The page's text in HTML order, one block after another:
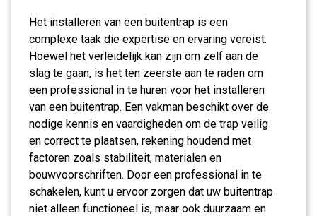
Het installeren van een buitentrap is een
complexe taak die expertise en ervaring vereist.
Hoewel het verleidelijk kan zijn om zelf aan de
slag te gaan, is het ten zeerste aan te raden om
een professional in te huren voor het installeren
van een buitentrap. Een vakman beschikt over de
nodige kennis en vaardigheden om de trap veilig
en correct te plaatsen, rekening houdend met
factoren zoals stabiliteit, materialen en
bouwvoorschriften. Door een professional in te
schakelen, kunt u ervoor zorgen dat uw buitentrap
niet alleen functioneel is, maar ook duurzaam en